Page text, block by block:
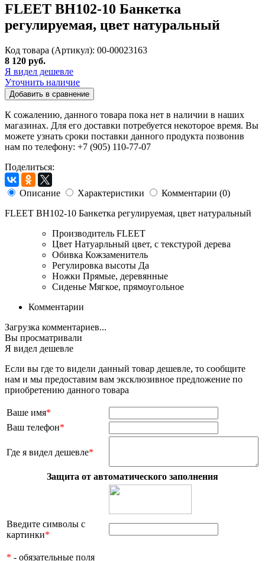
FLEET BH102-10 Банкетка
регулируемая, цвет натуральный
Код товара (Артикул): 00-00023163
8 120 руб.
Я видел дешевле
Уточнить наличие
Добавить в сравнение
К сожалению, данного товара пока нет в наличии в наших
магазинах. Для его доставки потребуется некоторое время. Вы
можете узнать сроки поставки данного продукта позвонив
нам по телефону: +7 (905) 110-77-07
Поделиться:
Описание Характеристики
Комментарии (0)
FLEET BH102-10 Банкетка регулируемая, цвет натуральный
Производитель FLEET
Цвет Натуарльный цвет, с текстурой дерева
Обивка Кожзаменитель
Регулировка высоты Да
Ножки Прямые, деревянные
Сиденье Мягкое, прямоугольное
Комментарии
Загрузка комментариев...
Вы просматривали
Я видел дешевле
Если вы где то видели данный товар дешевле, то сообщите
нам и мы предоставим вам эксклюзивное предложение по
приобретению данного товара
Ваше имя*
Ваш телефон*
Где я видел дешевле*
Защита от автоматического заполнения
Введите символы с
картинки*
* - обязательные поля